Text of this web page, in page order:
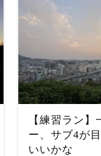
【練習ラン
ー、サブ4が
いいかな